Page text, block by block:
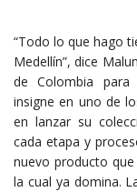
“Todo lo que hago
Medellín”, dice
de Colombia para
insigne en uno de
en lanzar su
cada etapa y
nuevo producto
la cual ya domina.